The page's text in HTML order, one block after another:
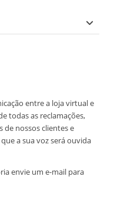
entre a loja virtual e
todas as reclamações,
de nossos clientes e
a sua voz será ouvida
envie um e-mail para